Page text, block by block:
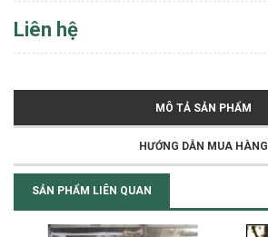
Liên hệ
MÔ TẢ SẢN PHẨM
HƯỚNG DẪN MUA HÀNG
SẢN PHẨM LIÊN QUAN